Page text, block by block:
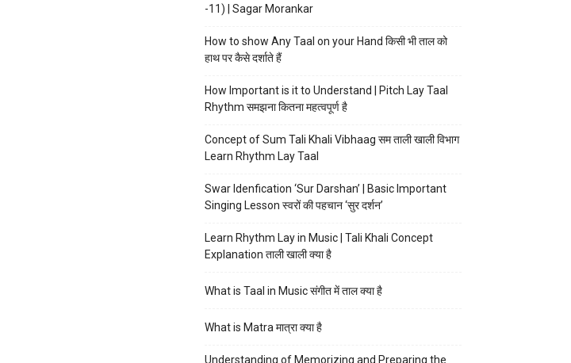
-11) | Sagar Morankar
How to show Any Taal on your Hand किसी भी ताल को
हाथ पर कैसे दर्शाते हैं
How Important is it to Understand | Pitch Lay Taal
Rhythm समझना कितना महत्वपूर्ण है
Concept of Sum Tali Khali Vibhaag सम ताली खाली विभाग
Learn Rhythm Lay Taal
Swar Idenfication ‘Sur Darshan’ | Basic Important
Singing Lesson स्वरों की पहचान ‘सुर दर्शन’
Learn Rhythm Lay in Music | Tali Khali Concept
Explanation ताली खाली क्या है
What is Taal in Music संगीत में ताल क्या है
What is Matra मात्रा क्या है
Understanding of Memorizing and Preparing the